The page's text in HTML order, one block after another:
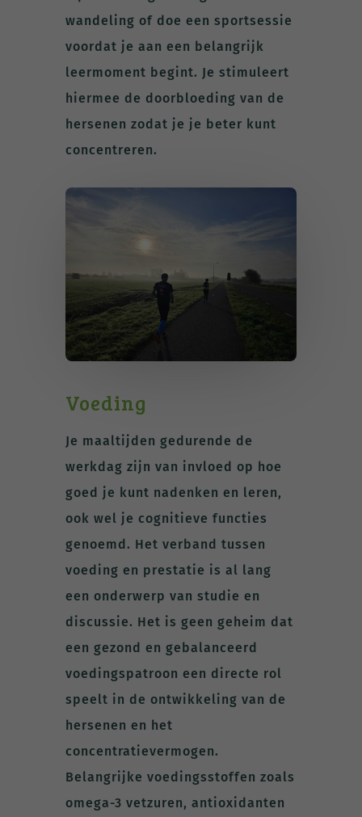
wandeling of doe een sportsessie
voordat je aan een belangrijk
leermoment begint. Je stimuleert
hiermee de doorbloeding van de
hersenen zodat je je beter kunt
concentreren.
Voeding
Je maaltijden gedurende de
werkdag zijn van invloed op hoe
goed je kunt nadenken en leren,
ook wel je cognitieve functies
genoemd. Het verband tussen
voeding en prestatie is al lang
een onderwerp van studie en
discussie. Het is geen geheim dat
een gezond en gebalanceerd
voedingspatroon een directe rol
speelt in de ontwikkeling van de
hersenen en het
concentratievermogen.
Belangrijke voedingsstoffen zoals
omega-3 vetzuren, antioxidanten